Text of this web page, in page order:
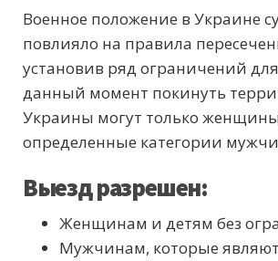
Военное положение в Украине
повлияло на правила
установив ряд ограничений
данный момент покинуть
Украины могут только
определенные категории
Выезд разрешен:
Женщинам и детям без
Мужчинам, которые